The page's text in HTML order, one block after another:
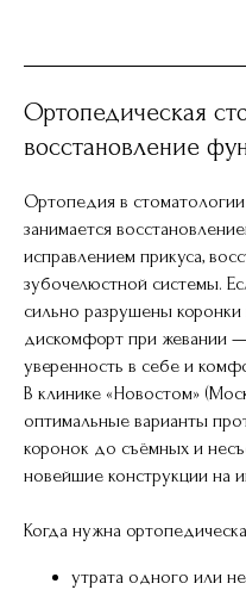
Ортопедическая
восстановление
Ортопедия в
занимается
исправлением прикуса,
зубочелюстной системы.
сильно разрушены
дискомфорт при жевании
уверенность в себе и
В клинике «Новостом»
оптимальные варианты
коронок до съёмных и
новейшие конструкции на
Когда нужна
утрата одного или
Оставить